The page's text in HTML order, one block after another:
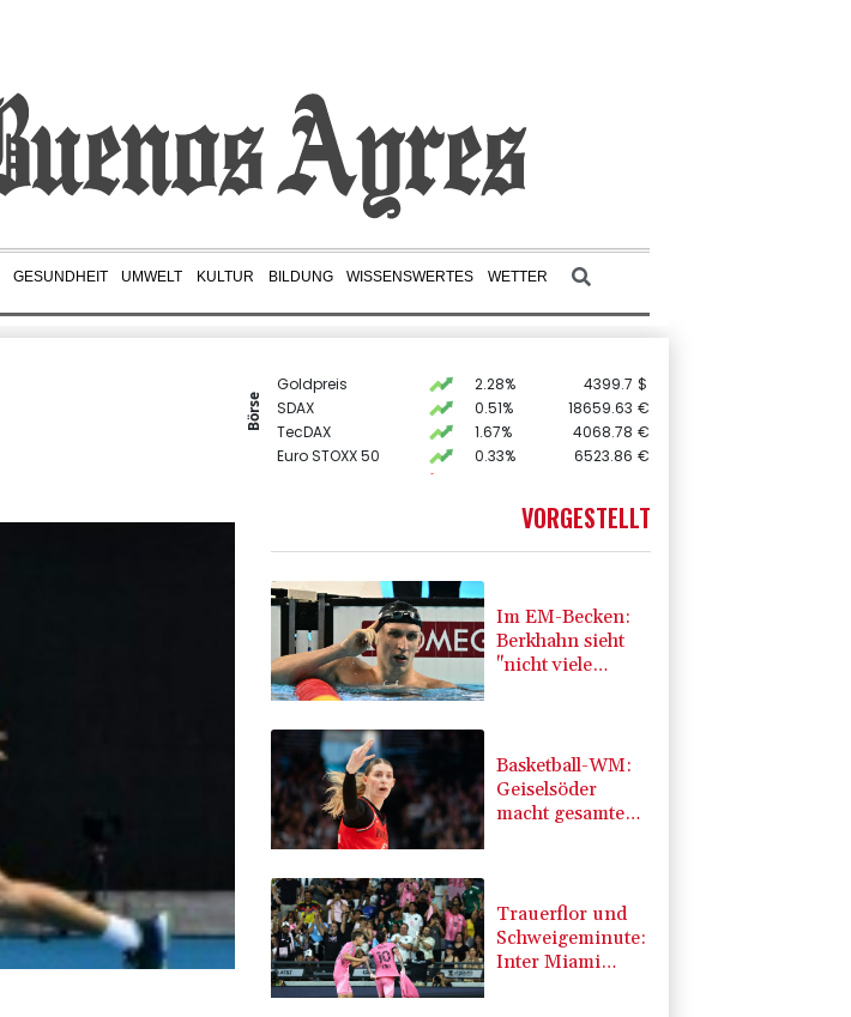
GESUNDHEIT UMWELT KULTUR BILDUNG WISSENSWERTES WETTER
Börse
Goldpreis 2.28% 4399.7 $
SDAX
0.51% 18659.63 €
TecDAX
1.67% 4068.78 €
Euro STOXX 50
0.33% 6523.86 €
26319.45 €
1.1562 $
VORGESTELLT
Im EM-Becken:
Berkhahn sieht
"nicht viele
Basketball-WM:
Geiselsöder
macht gesamte
Trauerflor und
Schweigeminute:
Inter Miami